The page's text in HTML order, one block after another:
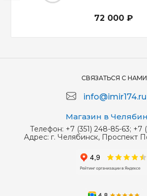
72 000 ₽
СВЯЗАТЬСЯ С НАМИ
info@imir174.ru
Магазин в
Телефон: +7 (351) 248-85-63; +7
Адрес: г. Челябинск, Проспект